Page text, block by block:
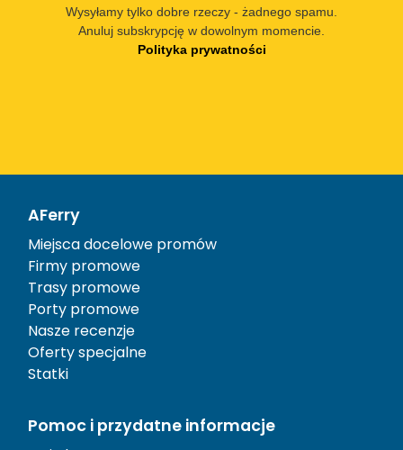
Wysyłamy tylko dobre rzeczy - żadnego spamu.
Anuluj subskrypcję w dowolnym momencie.
Polityka prywatności
AFerry
Miejsca docelowe promów
Firmy promowe
Trasy promowe
Porty promowe
Nasze recenzje
Oferty specjalne
Statki
Pomoc i przydatne informacje